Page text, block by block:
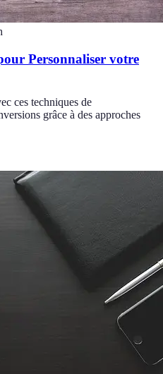
Personnaliser votre
ces techniques de
grâce à des approches